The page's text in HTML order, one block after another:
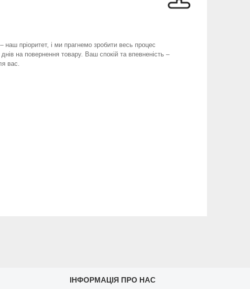
пріоритет, і ми прагнемо зробити весь процес
на повернення товару. Ваш спокій та впевненість –
вас.
ІНФОРМАЦІЯ ПРО НАС